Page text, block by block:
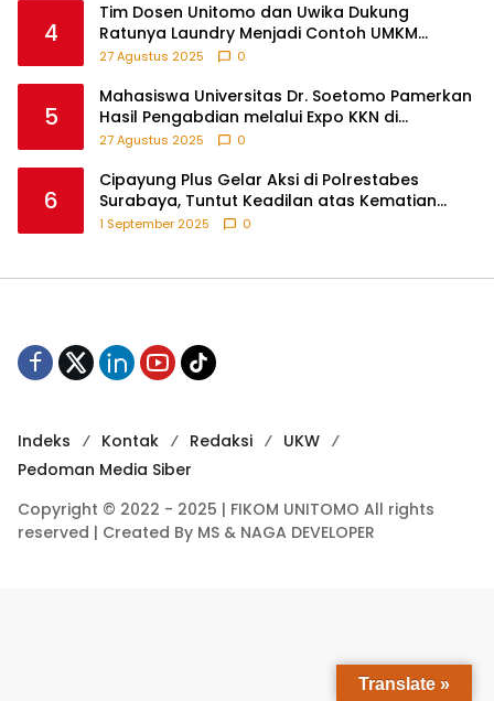
4
Tim Dosen Unitomo dan Uwika Dukung
Ratunya Laundry Menjadi Contoh UMKM
Berbasis Teknologi
27 Agustus 2025 0
5
Mahasiswa Universitas Dr. Soetomo Pamerkan
Hasil Pengabdian melalui Expo KKN di
Krejengan, Probolinggo
27 Agustus 2025 0
6
Cipayung Plus Gelar Aksi di Polrestabes
Surabaya, Tuntut Keadilan atas Kematian
Pengemudi Ojek Online dan Tindakan Represif
1 September 2025 0
Indeks Kontak Redaksi
UKW
Pedoman Media Siber
Copyright © 2022 - 2025 | FIKOM UNITOMO All rights
reserved | Created By MS & NAGA DEVELOPER
Translate »